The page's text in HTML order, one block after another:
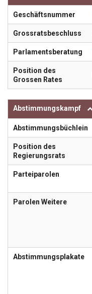
Geschäftsnummer
Grossratsbeschluss
Parlamentsberatung
Position des
Grossen Rates
Abstimmungskampf
Abstimmungsbüchlein
Position des
Regierungsrats
Parteiparolen
Parolen Weitere
Abstimmungsplakate